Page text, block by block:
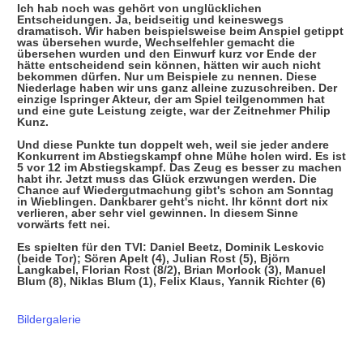
Ich hab noch was gehört von unglücklichen
Entscheidungen. Ja, beidseitig und keineswegs
dramatisch. Wir haben beispielsweise beim Anspiel getippt
was übersehen wurde, Wechselfehler gemacht die
übersehen wurden und den Einwurf kurz vor Ende der
hätte entscheidend sein können, hätten wir auch nicht
bekommen dürfen. Nur um Beispiele zu nennen. Diese
Niederlage haben wir uns ganz alleine zuzuschreiben. Der
einzige Ispringer Akteur, der am Spiel teilgenommen hat
und eine gute Leistung zeigte, war der Zeitnehmer Philip
Kunz.
Und diese Punkte tun doppelt weh, weil sie jeder andere
Konkurrent im Abstiegskampf ohne Mühe holen wird. Es ist
5 vor 12 im Abstiegskampf. Das Zeug es besser zu machen
habt ihr. Jetzt muss das Glück erzwungen werden. Die
Chance auf Wiedergutmachung gibt's schon am Sonntag
in Wieblingen. Dankbarer geht's nicht. Ihr könnt dort nix
verlieren, aber sehr viel gewinnen. In diesem Sinne
vorwärts fett nei.
Es spielten für den TVI: Daniel Beetz, Dominik Leskovic
(beide Tor); Sören Apelt (4), Julian Rost (5), Björn
Langkabel, Florian Rost (8/2), Brian Morlock (3), Manuel
Blum (8), Niklas Blum (1), Felix Klaus, Yannik Richter (6)
Bildergalerie